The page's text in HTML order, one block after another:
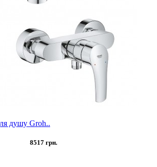
душу Groh..
8517 грн.